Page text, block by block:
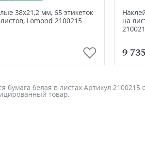
38х21,2 мм, 65 этикеток
Lomond 2100215
на
9
бумага белая в листах Артикул
товар.